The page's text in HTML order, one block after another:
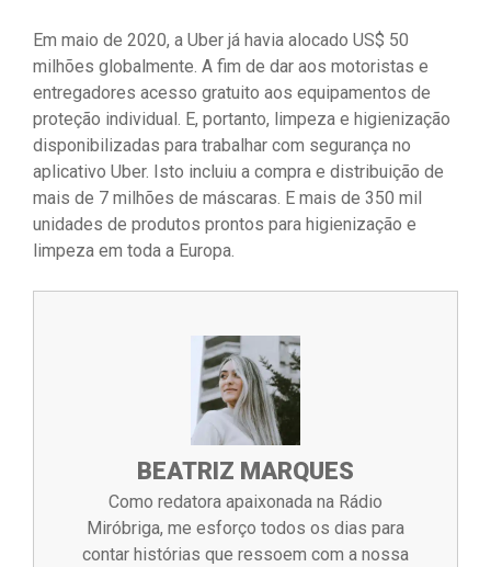
Em maio de 2020, a Uber já havia alocado US$ 50
milhões globalmente. A fim de dar aos motoristas e
entregadores acesso gratuito aos equipamentos de
proteção individual. E, portanto, limpeza e higienização
disponibilizadas para trabalhar com segurança no
aplicativo Uber. Isto incluiu a compra e distribuição de
mais de 7 milhões de máscaras. E mais de 350 mil
unidades de produtos prontos para higienização e
limpeza em toda a Europa.
BEATRIZ MARQUES
Como redatora apaixonada na Rádio
Miróbriga, me esforço todos os dias para
contar histórias que ressoem com a nossa